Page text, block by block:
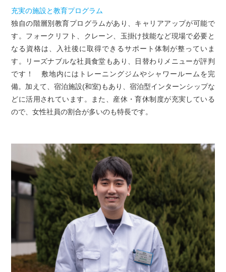
充実の施設と教育プログラム
独自の階層別教育プログラムがあり、キャリアアップが可能で
す。フォークリフト、クレーン、玉掛け技能など現場で必要と
なる資格は、入社後に取得できるサポート体制が整っていま
す。リーズナブルな社員食堂もあり、日替わりメニューが評判
です！ 敷地内にはトレーニングジムやシャワールームを完
備。加えて、宿泊施設(和室)もあり、宿泊型インターンシップな
どに活用されています。また、産休・育休制度が充実している
ので、女性社員の割合が多いのも特長です。